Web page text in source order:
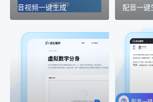
音视频一键生成 配音一键
AI+创意
精品声音复刻
AI+创意：AIGC 能力集中